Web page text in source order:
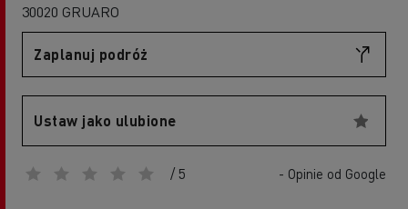
30020 GRUARO
Zaplanuj podróż
Ustaw jako ulubione
/ 5 - Opinie od Google